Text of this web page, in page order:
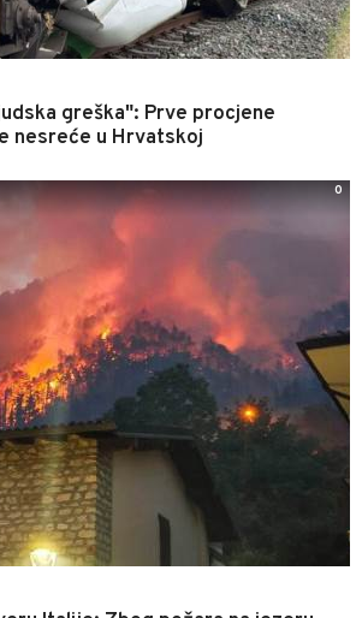
greška": Prve procjene
nesreće u Hrvatskoj
0